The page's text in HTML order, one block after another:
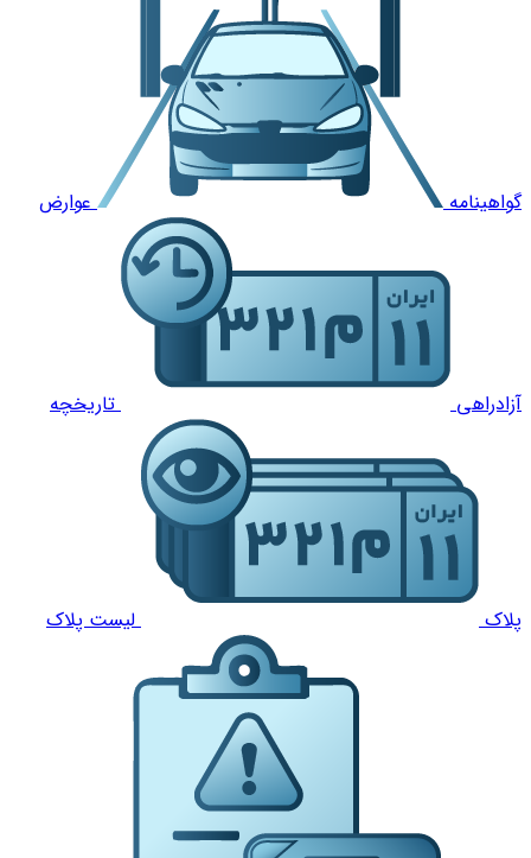
گواهینامه عوارض
آزادراهی تاریخچه
پلاک لیست پلاک